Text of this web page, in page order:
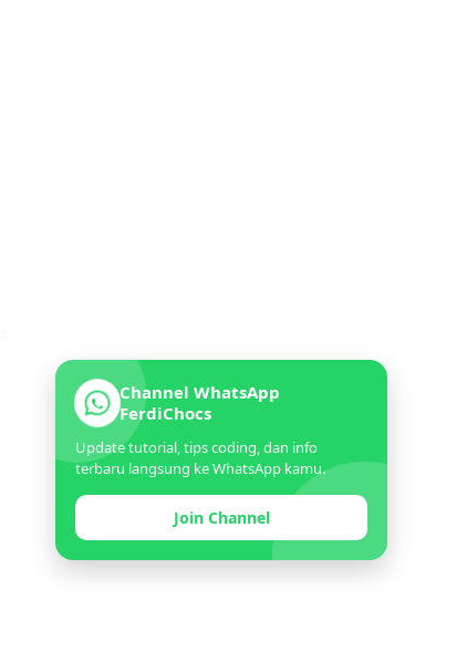
Channel WhatsApp
FerdiChocs
Update tutorial, tips coding, dan info
terbaru langsung ke WhatsApp kamu.
Join Channel